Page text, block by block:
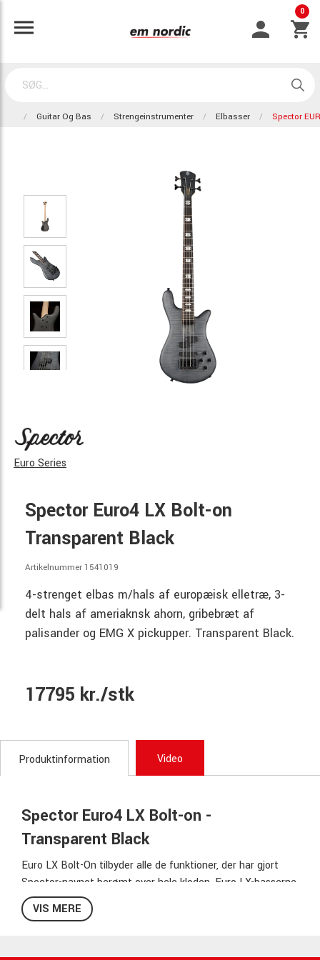
0
Guitar Og Bas Strengeinstrumenter Elbasser Spector
Euro Series
Spector Euro4 LX Bolt-on
Transparent Black
Artikelnummer 1541019
4-strenget elbas m/hals af europæisk elletræ, 3-
delt hals af ameriaknsk ahorn, gribebræt af
palisander og EMG X pickupper. Transparent Black.
17795 kr./stk
Produktinformation Video
Spector Euro4 LX Bolt-on -
Transparent Black
Euro LX Bolt-On tilbyder alle de funktioner, der har gjort
Spector-navnet berømt over hele kloden. Euro LX-basserne
er inspireret af den ikoniske NS-2 med en udskåret og
kontureret krop, højkvalitetstræs og professionel elektronik
VIS MERE